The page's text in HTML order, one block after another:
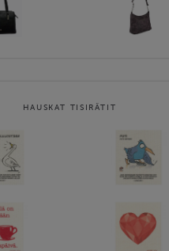
HAUSKAT TISIRÄTIT